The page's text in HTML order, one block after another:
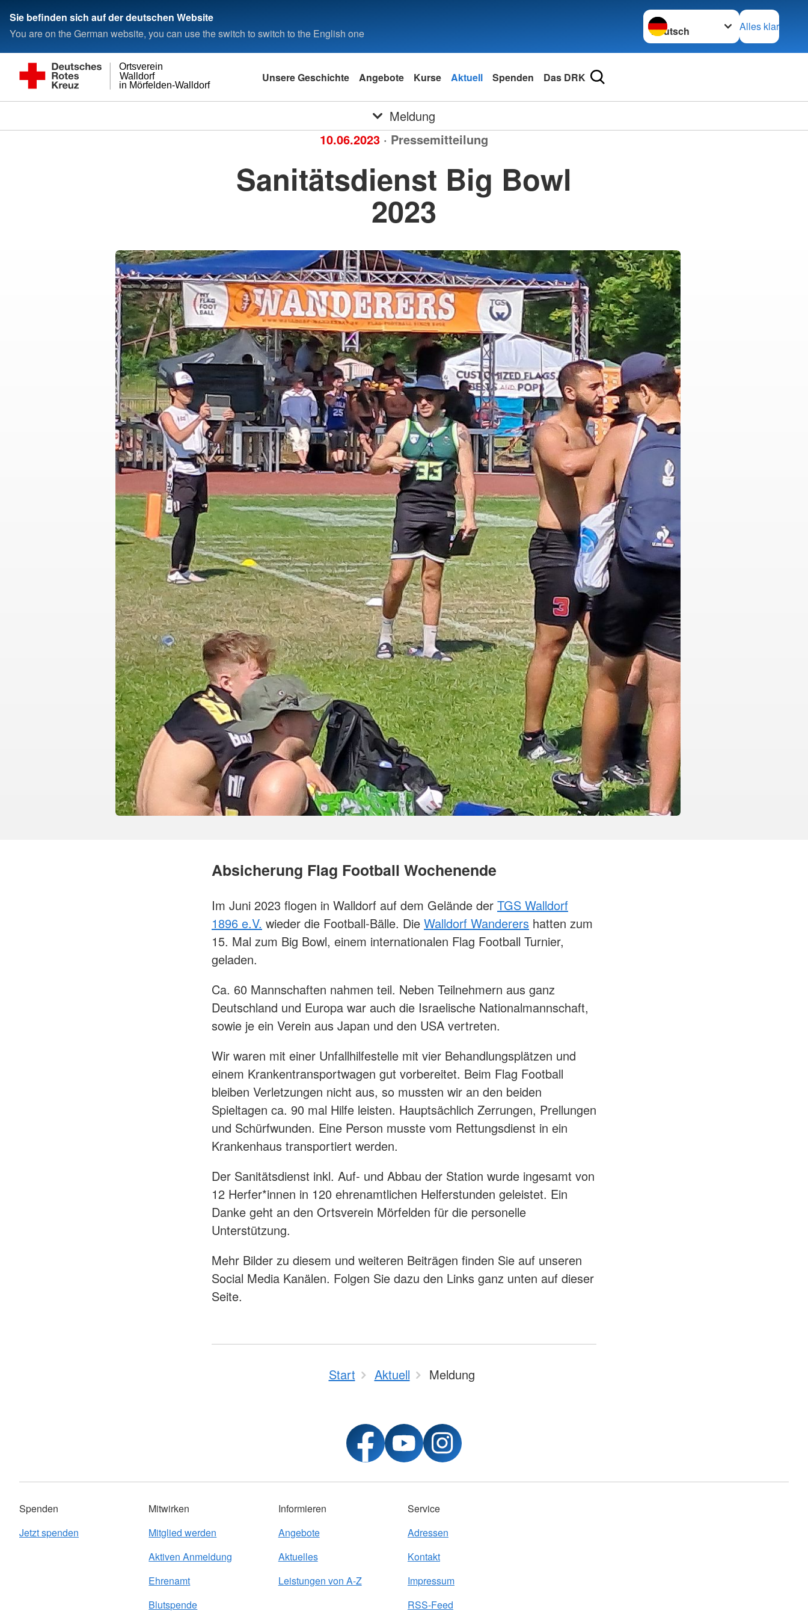
Sie befinden sich auf der deutschen Website
You are on the German website, you can use the switch to switch to the English one
Sprache wechseln zu
Alles klar
in Mörfelden-Walldorf
Walldorf
Ortsverein
Unsere Geschichte Angebote Kurse Aktuell Spenden Das DRK
Meldung
10.06.2023 · Pressemitteilung
Sanitätsdienst Big Bowl
2023
Absicherung Flag Football Wochenende
Im Juni 2023 flogen in Walldorf auf dem Gelände der TGS Walldorf
1896 e.V. wieder die Football-Bälle. Die Walldorf Wanderers hatten zum
15. Mal zum Big Bowl, einem internationalen Flag Football Turnier,
geladen.
Ca. 60 Mannschaften nahmen teil. Neben Teilnehmern aus ganz
Deutschland und Europa war auch die Israelische Nationalmannschaft,
sowie je ein Verein aus Japan und den USA vertreten.
Wir waren mit einer Unfallhilfestelle mit vier Behandlungsplätzen und
einem Krankentransportwagen gut vorbereitet. Beim Flag Football
bleiben Verletzungen nicht aus, so mussten wir an den beiden
Spieltagen ca. 90 mal Hilfe leisten. Hauptsächlich Zerrungen, Prellungen
und Schürfwunden. Eine Person musste vom Rettungsdienst in ein
Krankenhaus transportiert werden.
Der Sanitätsdienst inkl. Auf- und Abbau der Station wurde ingesamt von
12 Herfer*innen in 120 ehrenamtlichen Helferstunden geleistet. Ein
Danke geht an den Ortsverein Mörfelden für die personelle
Unterstützung.
Mehr Bilder zu diesem und weiteren Beiträgen finden Sie auf unseren
Social Media Kanälen. Folgen Sie dazu den Links ganz unten auf dieser
Seite.
Start Aktuell Meldung
Spenden
Jetzt spenden
Mitwirken
Mitglied werden
Aktiven Anmeldung
Ehrenamt
Blutspende
Informieren
Angebote
Aktuelles
Leistungen von A-Z
Service
Adressen
Kontakt
Impressum
RSS-Feed